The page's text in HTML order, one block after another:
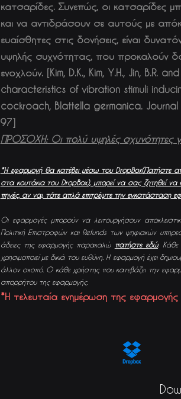
κατσαρίδες. Συνεπώς, οι κατσαρίδες
και να αντιδράσουν σε αυτούς με
ευαίσθητες στις δονήσεις, είναι
υψηλής συχνότητας, που προκαλούν
ενοχλούν. [Kim, D.K., Kim, Y.H., Jin, B.R.
characteristics of vibration stimuli
cockroach, Blattella germanica.
97]
ΠΡΟΣΟΧΗ: Οι πολύ υψηλές σχυνότητες
*Η εφαρμογή θα κατέβει μέσω του DropBox(Πατήστε
στα κουτάκια του DropBox), μπορεί να σας ζητηθεί
πηγές, αν ναι, τότε απλά επιτρέψτε την εγκατάσταση
Οι εφαρμογές μπορούν να λειτουργήσουν
Πολιτική Επιστροφών και Refunds των ψηφιακών
άδειες της εφαρμογής παρακαλώ πατήστε εδώ. Κάθε
χρησιμοποιεί με δικιά του ευθύνη. Η εφαρμογή έχει
άλλον σκοπό. Ο κάθε χρήστης που κατεβάζει την
απορρήτου της εφαρμογής.
*Η τελευταία ενημέρωση της